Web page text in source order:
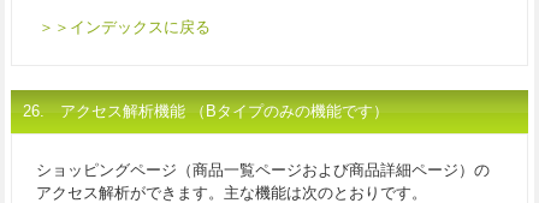
＞＞インデックスに戻る
26. アクセス解析機能 （Bタイプのみの機能です）
ショッピングページ（商品一覧ページおよび商品詳細ページ）の
アクセス解析ができます。主な機能は次のとおりです。